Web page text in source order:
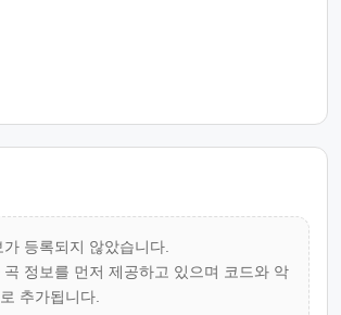
등록되지 않았습니다.
곡 정보를 먼저 제공하고 있으며 코드와 악
추가됩니다.